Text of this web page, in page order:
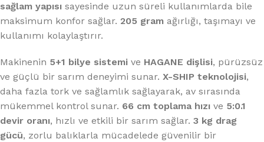
sağlam yapısı sayesinde uzun süreli kullanımlarda bile
maksimum konfor sağlar. 205 gram ağırlığı, taşımayı ve
kullanımı kolaylaştırır.
Makinenin 5+1 bilye sistemi ve HAGANE dişlisi, pürüzsüz
ve güçlü bir sarım deneyimi sunar. X-SHIP teknolojisi,
daha fazla tork ve sağlamlık sağlayarak, av sırasında
mükemmel kontrol sunar. 66 cm toplama hızı ve 5:0.1
devir oranı, hızlı ve etkili bir sarım sağlar. 3 kg drag
gücü, zorlu balıklarla mücadelede güvenilir bir